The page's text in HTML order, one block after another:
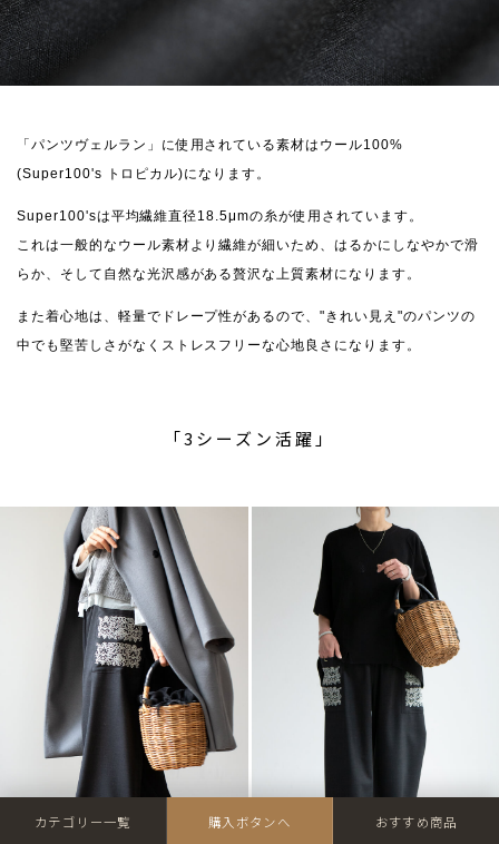
「パンツヴェルラン」に使用されている素材はウール100%
(Super100's トロピカル)になります。
Super100'sは平均繊維直径18.5μmの糸が使用されています。
これは一般的なウール素材より繊維が細いため、はるかにしなやかで滑
らか、そして自然な光沢感がある贅沢な上質素材になります。
また着心地は、軽量でドレープ性があるので、"きれい見え"のパンツの
中でも堅苦しさがなくストレスフリーな心地良さになります。
「3シーズン活躍」
カテゴリー一覧 購入ボタンへ おすすめ商品